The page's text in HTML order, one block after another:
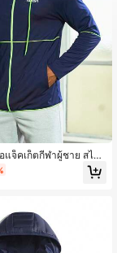
แจ็คเก็ตกีฬาผู้ชาย สไตล์
พ์ลายตัวอักษร แต่งขอบ
อก สำหรับออกกำลังกาย